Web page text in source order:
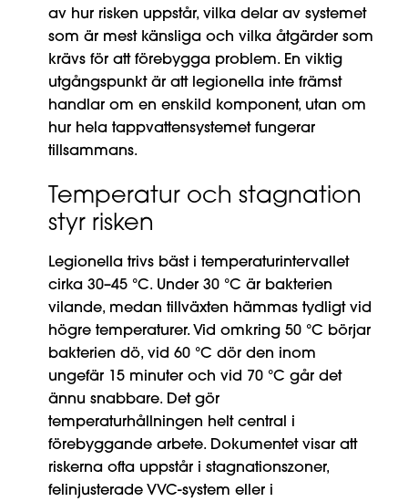
av hur risken uppstår, vilka delar av systemet
som är mest känsliga och vilka åtgärder som
krävs för att förebygga problem. En viktig
utgångspunkt är att legionella inte främst
handlar om en enskild komponent, utan om
hur hela tappvattensystemet fungerar
tillsammans.
Temperatur och stagnation
styr risken
Legionella trivs bäst i temperaturintervallet
cirka 30–45 °C. Under 30 °C är bakterien
vilande, medan tillväxten hämmas tydligt vid
högre temperaturer. Vid omkring 50 °C börjar
bakterien dö, vid 60 °C dör den inom
ungefär 15 minuter och vid 70 °C går det
ännu snabbare. Det gör
temperaturhållningen helt central i
förebyggande arbete. Dokumentet visar att
riskerna ofta uppstår i stagnationszoner,
felinjusterade VVC-system eller i